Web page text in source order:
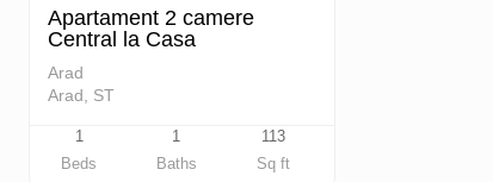
Apartament 2 camere
Central la Casa
Arad
Arad, ST
1
Beds
1
Baths
113
Sq ft